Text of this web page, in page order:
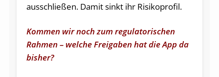
ausschließen. Damit sinkt ihr Risikoprofil.
Kommen wir noch zum regulatorischen
Rahmen – welche Freigaben hat die App da
bisher?